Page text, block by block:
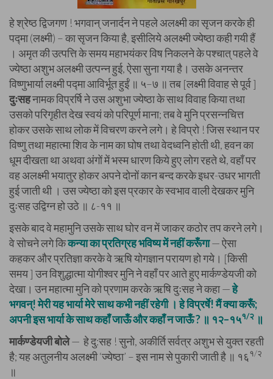
हे श्रेष्ठ द्विजगण ! भगवान् जनार्दन ने पहले अलक्ष्मी का सृजन करके ही
पद्मा (लक्ष्मी) – का सृजन किया है, इसीलिये अलक्ष्मी ज्येष्ठा कही गयी हैं
। अमृत की उत्पत्ति के समय महाभयंकर विष निकलने के पश्चात् पहले वे
ज्येष्ठा अशुभ अलक्ष्मी उत्पन्न हुई, ऐसा सुना गया है। उसके अनन्तर
विष्णुभार्या लक्ष्मी पद्मा आविर्भूत हुईं ॥ ५–७ ॥ तब [लक्ष्मी विवाह से पूर्व ]
दुःसहनामक विप्रर्षि ने उस अशुभा ज्येष्ठा के साथ विवाह किया तथा
उसको परिगृहीत देख स्वयं को परिपूर्ण माना; तब वे मुनि प्रसन्नचित्त
होकर उसके साथ लोक में विचरण करने लगे। हे विप्रो ! जिस स्थान पर
विष्णु तथा महात्मा शिव के नाम का घोष तथा वेदध्वनि होती थी, हवन का
धूम दीखता था अथवा अंगों में भस्म धारण किये हुए लोग रहते थे, वहाँ पर
वह अलक्ष्मी भयातुर होकर अपने दोनों कान बन्द करके इधर-उधर भागती
हुई जाती थी । उस ज्येष्ठा को इस प्रकार के स्वभाव वाली देखकर मुनि
दुःसह उद्विग्न हो उठे ॥ ८-११ ॥
इसके बाद वे महामुनि उसके साथ घोर वन में जाकर कठोर तप करने लगे।
वे सोचने लगे किकन्या का प्रतिग्रह भविष्य में नहीं करूँगा— ऐसा
कहकर और प्रतिज्ञा करके वे ऋषि योगज्ञान परायण हो गये। [किसी
समय ] उन विशुद्धात्मा योगीश्वर मुनि ने वहाँ पर आते हुए मार्कण्डेयजी को
देखा। उन महात्मा मुनि को प्रणाम करके ऋषि दुःसह ने कहा —हे
भगवन्! मेरी यह भार्या मेरे साथ कभी नहीं रहेगी । हे विप्रर्षे! मैं क्या करूँ;
अपनी इस भार्या के साथ कहाँ जाऊँ और कहाँ न जाऊँ ? ॥ १२–१५१/२ ॥
मार्कण्डेयजी बोले— हे दु:सह ! सुनो, अकीर्ति सर्वत्र अशुभ से युक्त रहती
है; यह अतुलनीय अलक्ष्मी ‘ज्येष्ठा’ – इस नाम से पुकारी जाती है ॥ १६१/२
॥